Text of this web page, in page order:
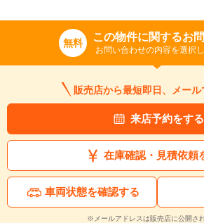
無料 この物件に関するお
お問い合わせの内容を選択
販売店から最短即日、メール
来店予約をする
在庫確認・見積依頼
車両状態を確認する
※メールアドレスは販売店に公開さ